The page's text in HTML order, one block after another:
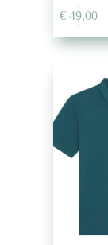
€49,00
product
meerdere
gekozen